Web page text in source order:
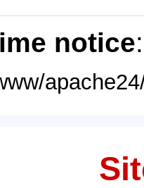
notice